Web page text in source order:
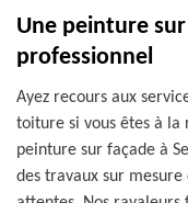
Une peinture
professionnel
Ayez recours aux
toiture si vous êtes à la
peinture sur façade à
des travaux sur